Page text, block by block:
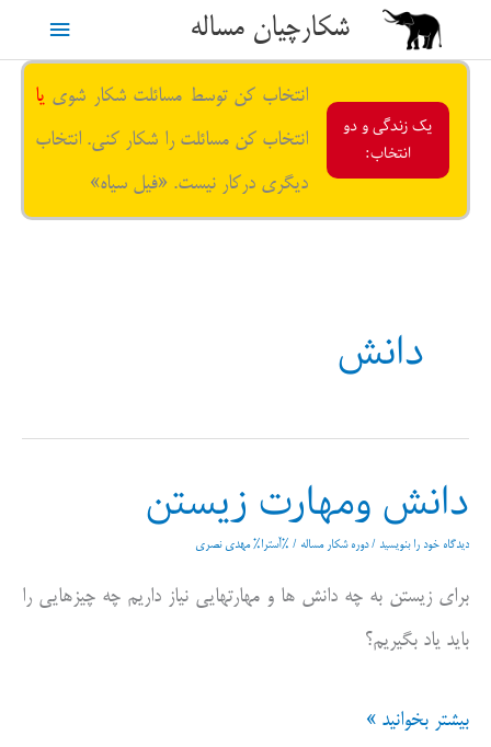
محتوا
شکارچیان مساله
فهرست
یک زندگی و دو
انتخاب:
انتخاب کن توسط مسائلت شکار شوی یا
انتخاب کن مسائلت را شکار کنی. انتخاب
دیگری درکار نیست. «فیل سیاه»
دانش
دانش ومهارت زیستن
دیدگاه‌ خود را بنویسید /دوره شکار مساله / %آسترا% مهدی نصری
برای زیستن به چه دانش ها و مهارتهایی نیاز داریم چه چیزهایی را
باید یاد بگیریم؟
دانش
بیشتر بخوانید »